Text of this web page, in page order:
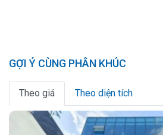
GỢI Ý CÙNG PHÂN KHÚC
Theo giá Theo diện tích